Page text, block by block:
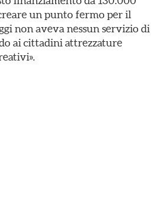
un punto fermo per il
non aveva nessun servizio di
ai cittadini attrezzature